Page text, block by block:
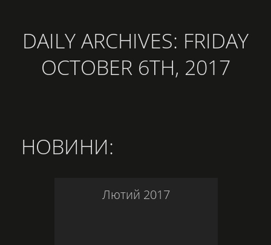
DAILY ARCHIVES: FRIDAY
OCTOBER 6TH, 2017
НОВИНИ:
Лютий 2017